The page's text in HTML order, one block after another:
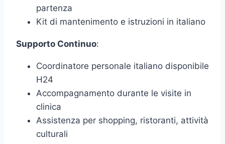
partenza
Kit di mantenimento e istruzioni in italiano
Supporto Continuo:
Coordinatore personale italiano disponibile
H24
Accompagnamento durante le visite in
clinica
Assistenza per shopping, ristoranti, attività
culturali